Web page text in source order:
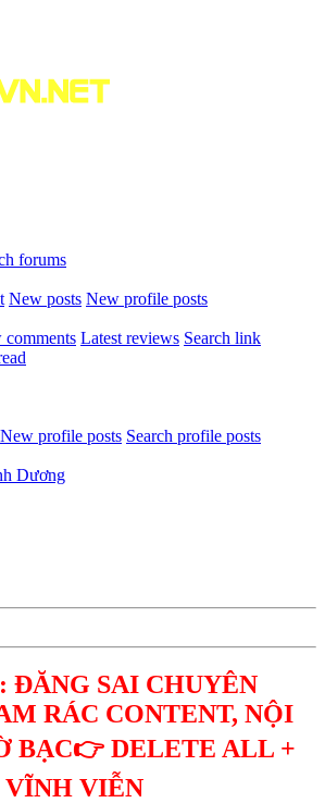
forums
New posts New profile posts
comments Latest reviews Search link
New profile posts Search profile posts
Dương
ĐĂNG SAI CHUYÊN
RÁC CONTENT, NỘI
BẠC👉 DELETE ALL +
VĨNH VIỄN